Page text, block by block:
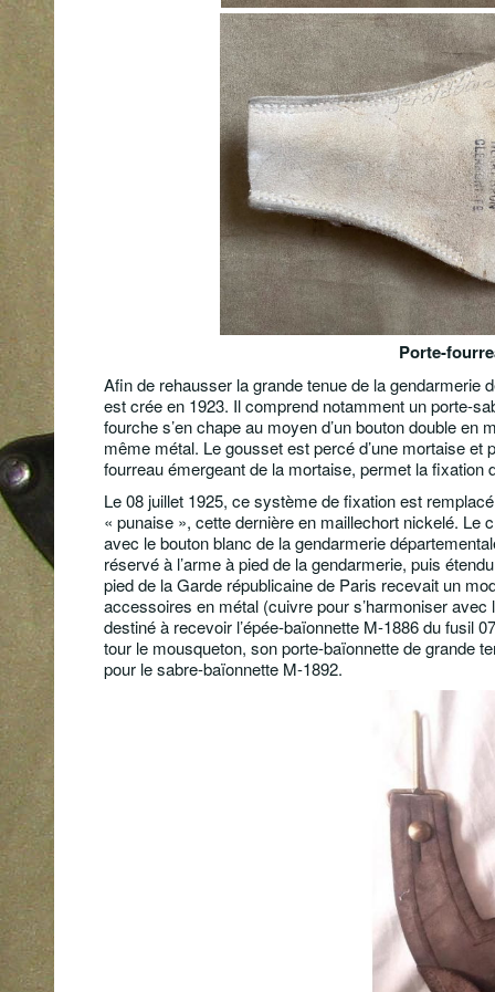
Porte-
Afin de rehausser la grande tenue de la gendarmerie
est crée en 1923. Il comprend notamment un porte-
fourche s’en chape au moyen d’un bouton double
même métal. Le gousset est percé d’une mortaise
fourreau émergeant de la mortaise, permet la fixation
Le 08 juillet 1925, ce système de fixation est
« punaise », cette dernière en maillechort nickelé. Le
avec le bouton blanc de la gendarmerie
réservé à l’arme à pied de la gendarmerie, puis
pied de la Garde républicaine de Paris recevait un
accessoires en métal (cuivre pour s’harmoniser
destiné à recevoir l’épée-baïonnette M-1886 du fusil
tour le mousqueton, son porte-baïonnette de grande
pour le sabre-baïonnette M-1892.